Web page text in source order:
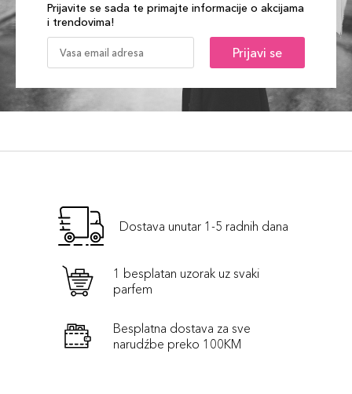
Prijavite se sada te primajte informacije o akcijama
i trendovima!
Prijavi se
Dostava unutar 1-5 radnih dana
1 besplatan uzorak uz svaki
parfem
Besplatna dostava za sve
narudźbe preko 100KM